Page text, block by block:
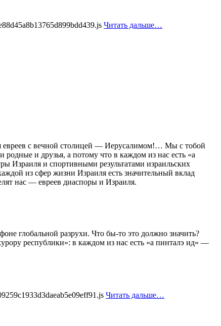
Читать дальше…
евреев с вечной столицей — Иерусалимом!… Мы с тобой
и друзья, а потому что в каждом из нас есть «а
Израиля и спортивными результатами израильских
из сфер жизни Израиля есть значительный вклад
нас — евреев диаспоры и Израиля.
глобальной разрухи. Что бы-то это должно значить?
республики»: в каждом из нас есть «а пинталэ ид» —
Читать дальше…